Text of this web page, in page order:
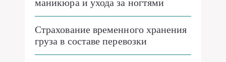
маникюра и ухода за ногтями
Страхование временного хранения
груза в составе перевозки